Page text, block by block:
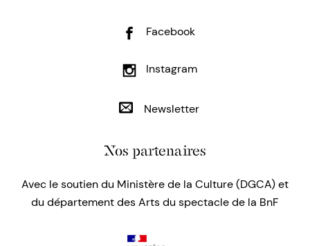
Facebook
Instagram
Newsletter
Nos partenaires
Avec le soutien du Ministère de la Culture (DGCA) et
du département des Arts du spectacle de la BnF